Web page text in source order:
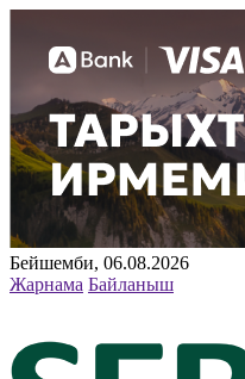
Бейшемби, 06.08.2026
Жарнама Байланыш